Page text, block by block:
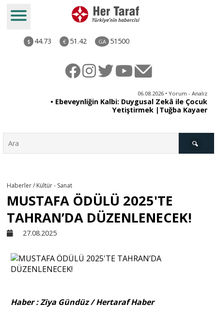
$ 44.73 € 51.42 GA 51500
06.08.2026 • Yorum - Analiz
• Ebeveynliğin Kalbi: Duygusal Zekâ ile Çocuk
Yetiştirmek |Tuğba Kayaer
Derkenar
Ekonomi
Haberler / Kültür - Sanat
MUSTAFA ÖDÜLÜ 2025'TE
TAHRAN’DA DÜZENLENECEK!
27.08.2025
Haber : Ziya Gündüz / Hertaraf Haber